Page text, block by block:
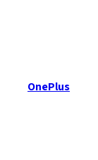
OnePlus